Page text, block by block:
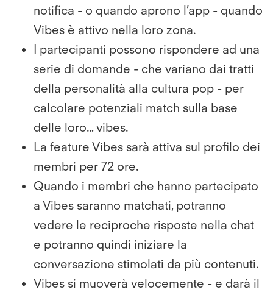
notifica - o quando aprono l’app - quando
Vibes è attivo nella loro zona.
I partecipanti possono rispondere ad una
serie di domande - che variano dai tratti
della personalità alla cultura pop - per
calcolare potenziali match sulla base
delle loro…vibes.
La feature Vibes sarà attiva sul profilo dei
membri per 72 ore.
Quando i membri che hanno partecipato
a Vibes saranno matchati, potranno
vedere le reciproche risposte nella chat
e potranno quindi iniziare la
conversazione stimolati da più contenuti.
Vibes si muoverà velocemente - e darà il